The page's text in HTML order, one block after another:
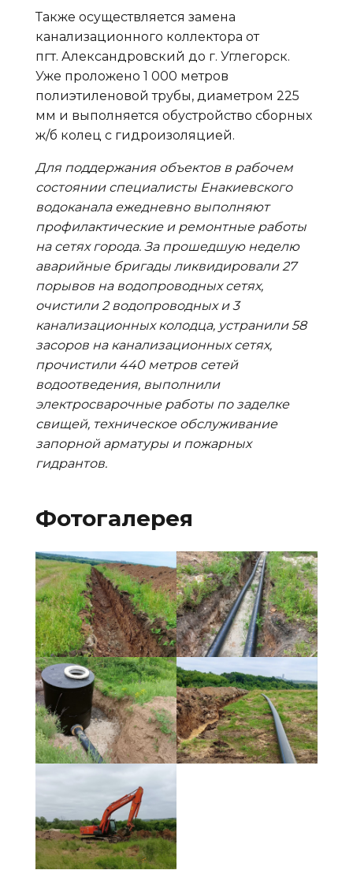
Также осуществляется замена
канализационного коллектора от
пгт. Александровский до г. Углегорск.
Уже проложено 1 000 метров
полиэтиленовой трубы, диаметром 225
мм и выполняется обустройство сборных
ж/б колец с гидроизоляцией.
Для поддержания объектов в рабочем
состоянии специалисты Енакиевского
водоканала ежедневно выполняют
профилактические и ремонтные работы
на сетях города. За прошедшую неделю
аварийные бригады ликвидировали 27
порывов на водопроводных сетях,
очистили 2 водопроводных и 3
канализационных колодца, устранили 58
засоров на канализационных сетях,
прочистили 440 метров сетей
водоотведения, выполнили
электросварочные работы по заделке
свищей, техническое обслуживание
запорной арматуры и пожарных
гидрантов.
Фотогалерея